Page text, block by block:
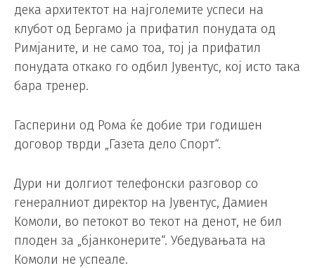
дека архитектот на најголемите успеси на
клубот од Бергамо ја прифатил понудата од
Римјаните, и не само тоа, тој ја прифатил
понудата откако го одбил Јувентус, кој исто така
бара тренер.
Гасперини од Рома ќе добие три годишен
договор тврди „Газета дело Спорт“.
Дури ни долгиот телефонски разговор со
генералниот директор на Јувентус, Дамиен
Комоли, во петокот во текот на денот, не бил
плоден за „бјанконерите“. Убедувањата на
Комоли не успеале.